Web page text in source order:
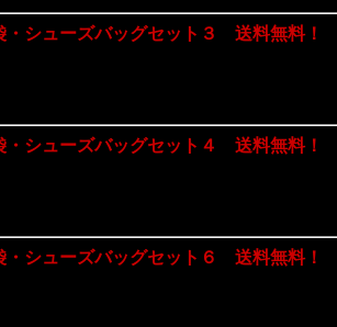
シューズバッグセット３ 送料無料！
シューズバッグセット４ 送料無料！
シューズバッグセット６ 送料無料！